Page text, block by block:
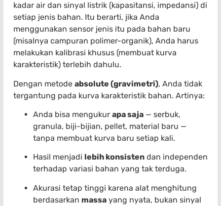
kadar air dan sinyal listrik (kapasitansi, impedansi) di
setiap jenis bahan. Itu berarti, jika Anda
menggunakan sensor jenis itu pada bahan baru
(misalnya campuran polimer-organik), Anda harus
melakukan kalibrasi khusus (membuat kurva
karakteristik) terlebih dahulu.
Dengan metode absolute (gravimetri), Anda tidak
tergantung pada kurva karakteristik bahan. Artinya:
Anda bisa mengukur apa saja — serbuk,
granula, biji-bijian, pellet, material baru —
tanpa membuat kurva baru setiap kali.
Hasil menjadi lebih konsisten dan independen
terhadap variasi bahan yang tak terduga.
Akurasi tetap tinggi karena alat menghitung
berdasarkan massa yang nyata, bukan sinyal